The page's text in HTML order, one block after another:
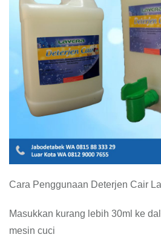
Cara Penggunaan Deterjen Cair
Masukkan kurang lebih 30ml ke
mesin cuci